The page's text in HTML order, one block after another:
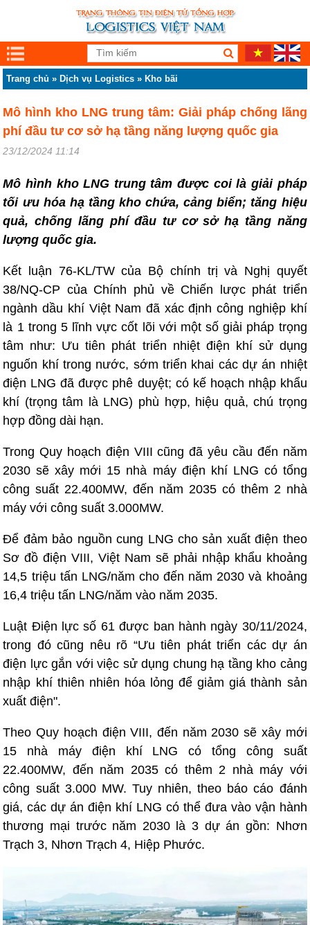
Trang chủ » Dịch vụ Logistics » Kho bãi
Mô hình kho LNG trung tâm: Giải pháp chống lãng
phí đầu tư cơ sở hạ tầng năng lượng quốc gia
23/12/2024 11:14
Mô hình kho LNG trung tâm được coi là giải pháp
tối ưu hóa hạ tầng kho chứa, cảng biển; tăng hiệu
quả, chống lãng phí đầu tư cơ sở hạ tầng năng
lượng quốc gia.
Kết luận 76-KL/TW của Bộ chính trị và Nghị quyết
38/NQ-CP của Chính phủ về Chiến lược phát triển
ngành dầu khí Việt Nam đã xác định công nghiệp khí
là 1 trong 5 lĩnh vực cốt lõi với một số giải pháp trọng
tâm như: Ưu tiên phát triển nhiệt điện khí sử dụng
nguốn khí trong nước, sớm triển khai các dự án nhiệt
điện LNG đã được phê duyệt; có kế hoạch nhập khẩu
khí (trọng tâm là LNG) phù hợp, hiệu quả, chú trọng
hợp đồng dài hạn.
Trong Quy hoạch điện VIII cũng đã yêu cầu đến năm
2030 sẽ xây mới 15 nhà máy điện khí LNG có tổng
công suất 22.400MW, đến năm 2035 có thêm 2 nhà
máy với công suất 3.000MW.
Để đảm bảo nguồn cung LNG cho sản xuất điện theo
Sơ đồ điện VIII, Việt Nam sẽ phải nhập khẩu khoảng
14,5 triệu tấn LNG/năm cho đến năm 2030 và khoảng
16,4 triệu tấn LNG/năm vào năm 2035.
Luật Điện lực số 61 được ban hành ngày 30/11/2024,
trong đó cũng nêu rõ “Ưu tiên phát triển các dự án
điện lực gắn với việc sử dụng chung hạ tầng kho cảng
nhập khí thiên nhiên hóa lỏng để giảm giá thành sản
xuất điện".
Theo Quy hoạch điện VIII, đến năm 2030 sẽ xây mới
15 nhà máy điện khí LNG có tổng công suất
22.400MW, đến năm 2035 có thêm 2 nhà máy với
công suất 3.000 MW. Tuy nhiên, theo báo cáo đánh
giá, các dự án điện khí LNG có thể đưa vào vận hành
thương mại trước năm 2030 là 3 dự án gồn: Nhơn
Trạch 3, Nhơn Trạch 4, Hiệp Phước.